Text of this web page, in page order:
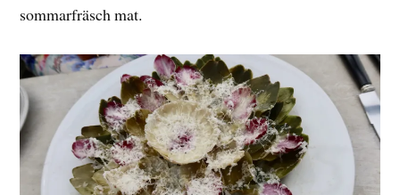
sommarfräsch mat.